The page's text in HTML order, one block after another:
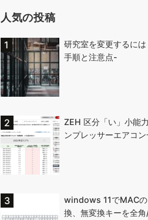
人気の投稿
研究室を変更するに
手順と注意点-
ZEH 区分「い」小能
ンプレッサーエアコ
windows 11でMACの
換、無変換キーを全